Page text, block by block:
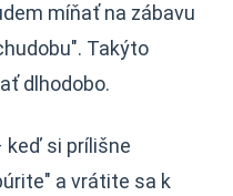
míňať na zábavu
Takýto
dlhodobo.
keď si prílišne
a vrátite sa k